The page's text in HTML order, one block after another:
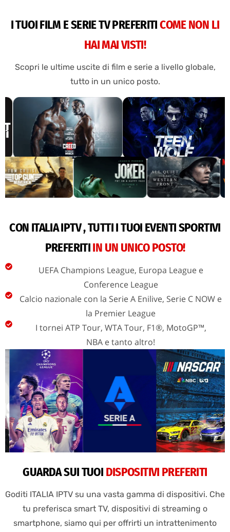
I TUOI FILM E SERIE TV PREFERITICOME NON LI
HAI MAI VISTI!
Scopri le ultime uscite di film e serie a livello globale,
tutto in un unico posto.
CON ITALIA IPTV , TUTTI I TUOI EVENTI SPORTIVI
PREFERITIIN UN UNICO POSTO!
UEFA Champions League, Europa League e
Conference League
Calcio nazionale con la Serie A Enilive, Serie C NOW e
la Premier League
I tornei ATP Tour, WTA Tour, F1®, MotoGP™,
NBA e tanto altro!
GUARDA SUI TUOI DISPOSITIVI PREFERITI
Goditi ITALIA IPTV su una vasta gamma di dispositivi. Che
tu preferisca smart TV, dispositivi di streaming o
smartphone, siamo qui per offrirti un intrattenimento